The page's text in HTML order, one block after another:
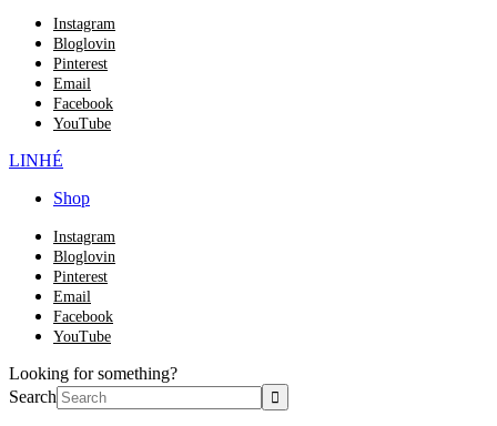
Instagram
Bloglovin
Pinterest
Email
Facebook
YouTube
LINHÉ
Shop
Instagram
Bloglovin
Pinterest
Email
Facebook
YouTube
Looking for something?
Search